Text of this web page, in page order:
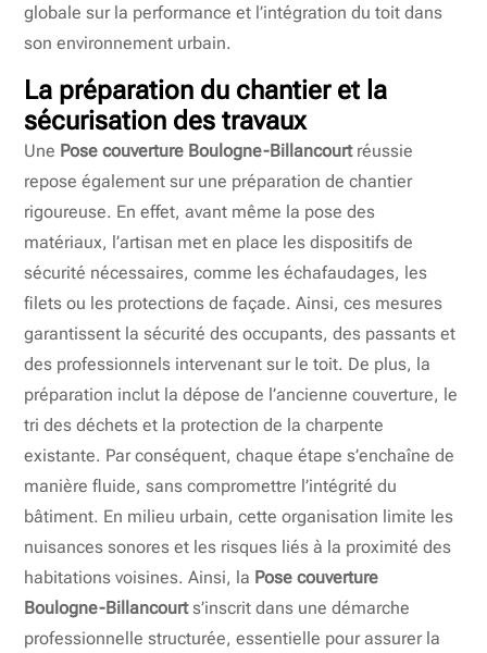
globale sur la performance et l’intégration du toit dans
son environnement urbain.
La préparation du chantier et la
sécurisation des travaux
Une Pose couverture Boulogne-Billancourtréussie
repose également sur une préparation de chantier
rigoureuse. En effet, avant même la pose des
matériaux, l’artisan met en place les dispositifs de
sécurité nécessaires, comme les échafaudages, les
filets ou les protections de façade. Ainsi, ces mesures
garantissent la sécurité des occupants, des passants et
des professionnels intervenant sur le toit. De plus, la
préparation inclut la dépose de l’ancienne couverture, le
tri des déchets et la protection de la charpente
existante. Par conséquent, chaque étape s’enchaîne de
manière fluide, sans compromettre l’intégrité du
bâtiment. En milieu urbain, cette organisation limite les
nuisances sonores et les risques liés à la proximité des
habitations voisines. Ainsi, la Pose couverture
Boulogne-Billancourts’inscrit dans une démarche
professionnelle structurée, essentielle pour assurer la